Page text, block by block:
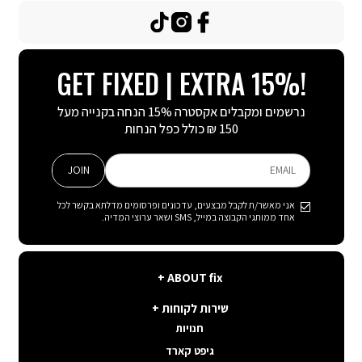
fix
ABOUT fix
קצת עלינו
תנאי שימוש באתר
קשרי משקיעים
לקוחות
שירות לקוחות
פה בשבילך
איפה ההזמנה שלי
חנויות
גיפט קארד
GET FIXED | EXTRA 15%!
נרשמים ומקבלים אקסטרה 15% הנחה בקנייה מעל
150 ₪ כולל כפל הנחות
EMAIL
אני מאשר/ת לקבל מבצעים, עדכונים ופרסומים מדלתא בקשר לכל
אחד ממותגי הקבוצה במייל, SMS ושאר ערוצי המדיה.
JOIN